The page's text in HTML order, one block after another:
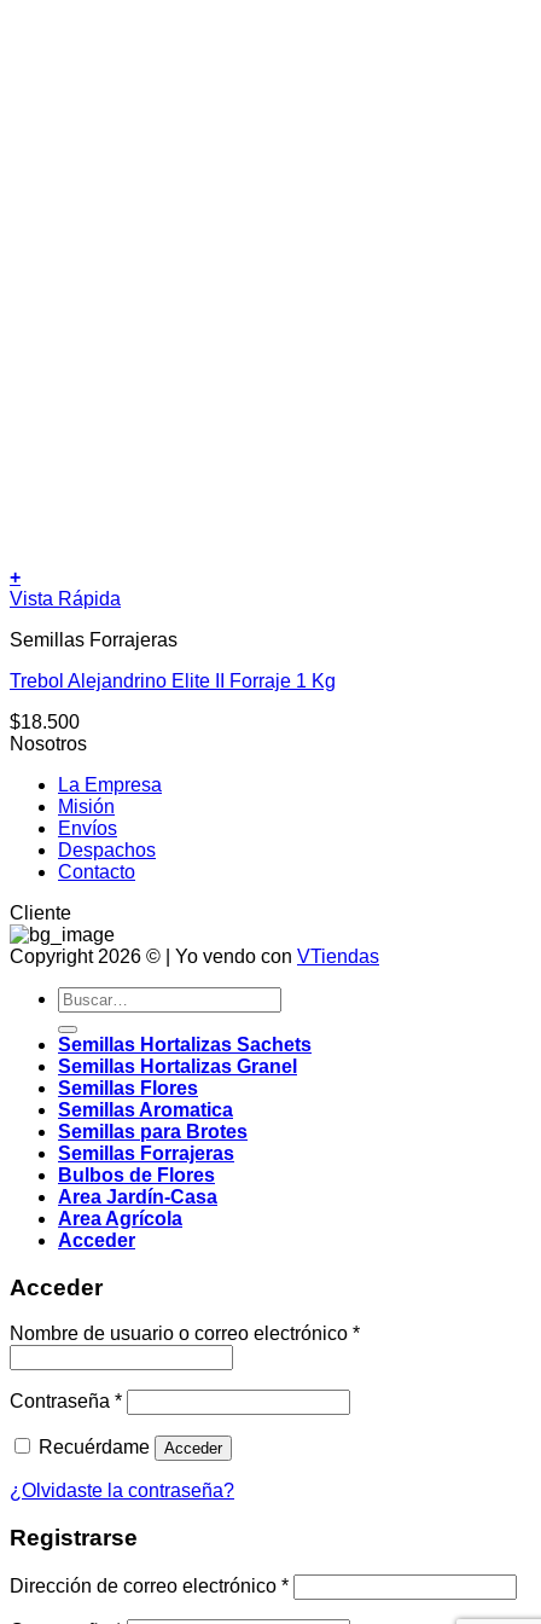
+
Vista Rápida
Semillas Forrajeras
Trebol Alejandrino Elite II Forraje 1 Kg
$18.500
Nosotros
La Empresa
Misión
Envíos
Despachos
Contacto
Cliente
Copyright 2026 © | Yo vendo con VTiendas
Buscar
por:
Semillas Hortalizas Sachets
Semillas Hortalizas Granel
Semillas Flores
Semillas Aromatica
Semillas para Brotes
Semillas Forrajeras
Bulbos de Flores
Area Jardín-Casa
Area Agrícola
Acceder
Acceder
Nombre de usuario o correo electrónico *Obligatorio
Contraseña *Obligatorio
Recuérdame Acceder
¿Olvidaste la contraseña?
Registrarse
Dirección de correo electrónico *Obligatorio